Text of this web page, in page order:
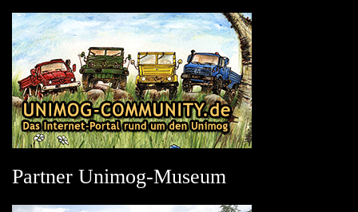
Partner Unimog-Museum